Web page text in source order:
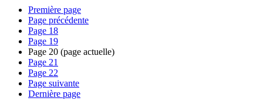
Première page
Page précédente
Page 18
Page 19
Page 20 (page actuelle)
Page 21
Page 22
Page suivante
Dernière page